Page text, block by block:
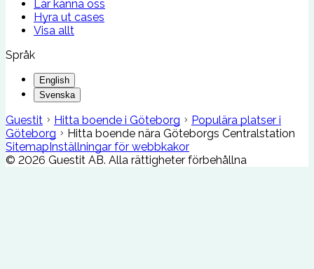
Lär känna oss
Hyra ut cases
Visa allt
Språk
English
Svenska
Guestit Hitta boende i Göteborg
Populära platser i
Göteborg
Hitta boende nära Göteborgs Centralstation
Sitemap Inställningar för webbkakor
© 2026 Guestit AB. Alla rättigheter förbehållna